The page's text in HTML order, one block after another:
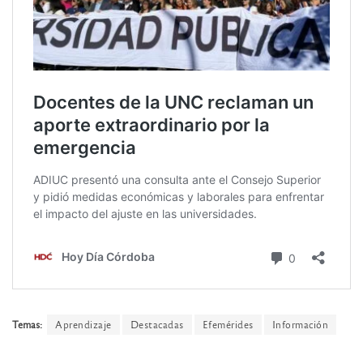
Temas: Aprendizaje Destacadas Efemérides
Información